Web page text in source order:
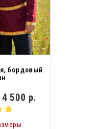
бордовый
4 500 р.